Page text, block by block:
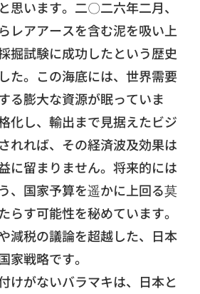
思います。二〇二六年二月、
レアアースを含む泥を吸い上
掘試験に成功したという歴史
た。 この海底には、 世界需要
る膨大な資源が眠っていま
化し、 輸出まで見据えたビジ
れれば、 その経済波及効果は
に留まりません。 将来的には
国家予算を遥かに上回る莫
らす可能性を秘めています。
減税の議論を超越した、 日本
家戦略です。
けがないバラマキは、 日本と